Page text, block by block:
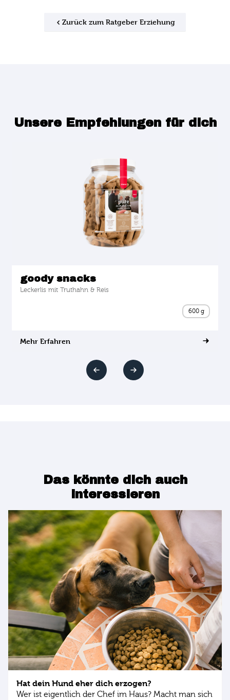
Zurück zum Ratgeber Erziehung
Unsere Empfehlungen für dich
Truthahn & Reis
für sensible Hunde
12,5 kg
Mehr Erfahren
Das könnte dich auch
interessieren
Hat dein Hund eher dich erzogen?
Wer ist eigentlich der Chef im Haus? Macht man sich